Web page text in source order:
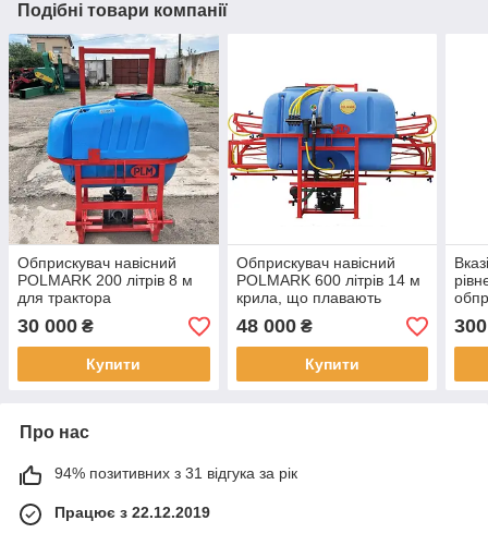
Подібні товари компанії
Обприскувач навісний
POLMARK 200 літрів 8 м
для трактора
30 000 ₴
Купити
Обприскувач навісний
POLMARK 600 літрів 14 м
крила, що плавають
48 000₴
Купити
300
Про нас
94% позитивних з 31 відгука за рік
Працює з 22.12.2019